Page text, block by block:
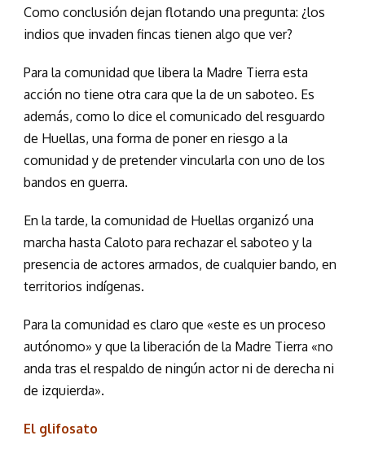
Como conclusión dejan flotando una pregunta: ¿los
indios que invaden fincas tienen algo que ver?
Para la comunidad que libera la Madre Tierra esta
acción no tiene otra cara que la de un saboteo. Es
además, como lo dice el comunicado del resguardo
de Huellas, una forma de poner en riesgo a la
comunidad y de pretender vincularla con uno de los
bandos en guerra.
En la tarde, la comunidad de Huellas organizó una
marcha hasta Caloto para rechazar el saboteo y la
presencia de actores armados, de cualquier bando, en
territorios indígenas.
Para la comunidad es claro que «este es un proceso
autónomo» y que la liberación de la Madre Tierra «no
anda tras el respaldo de ningún actor ni de derecha ni
de izquierda».
El glifosato